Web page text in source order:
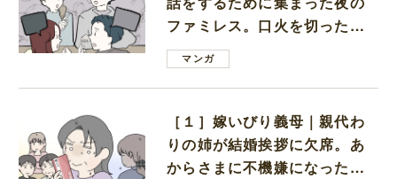
ファミレス。口火を切ったの
は電車好きの男の子ママ
マンガ
［１］嫁いびり義母｜親代わ
りの姉が結婚挨拶に欠席。あ
からさまに不機嫌になった義